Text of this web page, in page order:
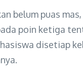
belum puas
poin ketiga
disetiap